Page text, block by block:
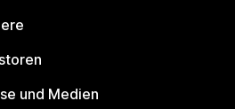
und Medien